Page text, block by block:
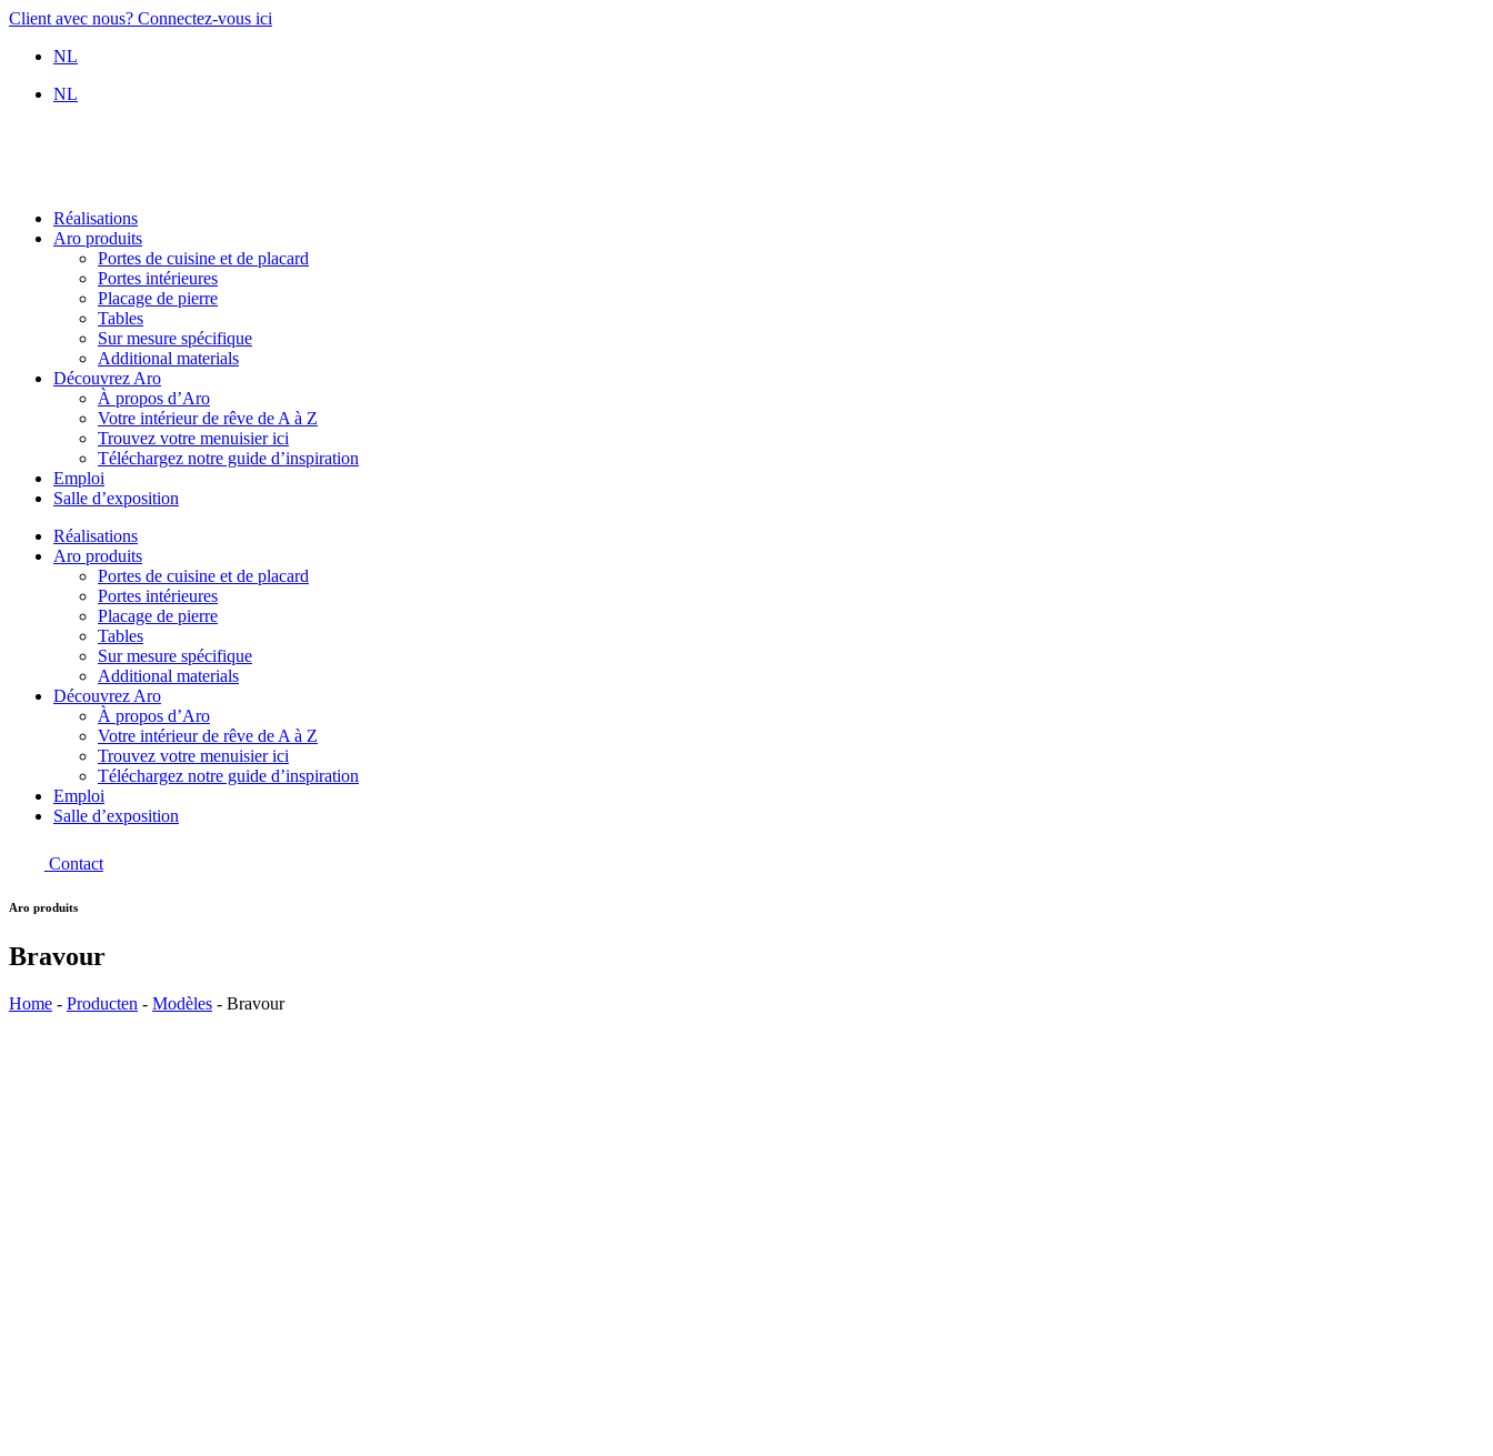
Aller
contenu
Client avec nous? Connectez-vous ici
NL
NL
Réalisations
Aro produits
Portes de cuisine et de placard
Portes intérieures
Placage de pierre
Tables
Sur mesure spécifique
Additional materials
Découvrez Aro
À propos d’Aro
Votre intérieur de rêve de A à Z
Trouvez votre menuisier ici
Téléchargez notre guide d’inspiration
Emploi
Salle d’exposition
Réalisations
Aro produits
Portes de cuisine et de placard
Portes intérieures
Placage de pierre
Tables
Sur mesure spécifique
Additional materials
Découvrez Aro
À propos d’Aro
Votre intérieur de rêve de A à Z
Trouvez votre menuisier ici
Téléchargez notre guide d’inspiration
Emploi
Salle d’exposition
Contact
Aro produits
Bravour
Home - Producten - Modèles - Bravour